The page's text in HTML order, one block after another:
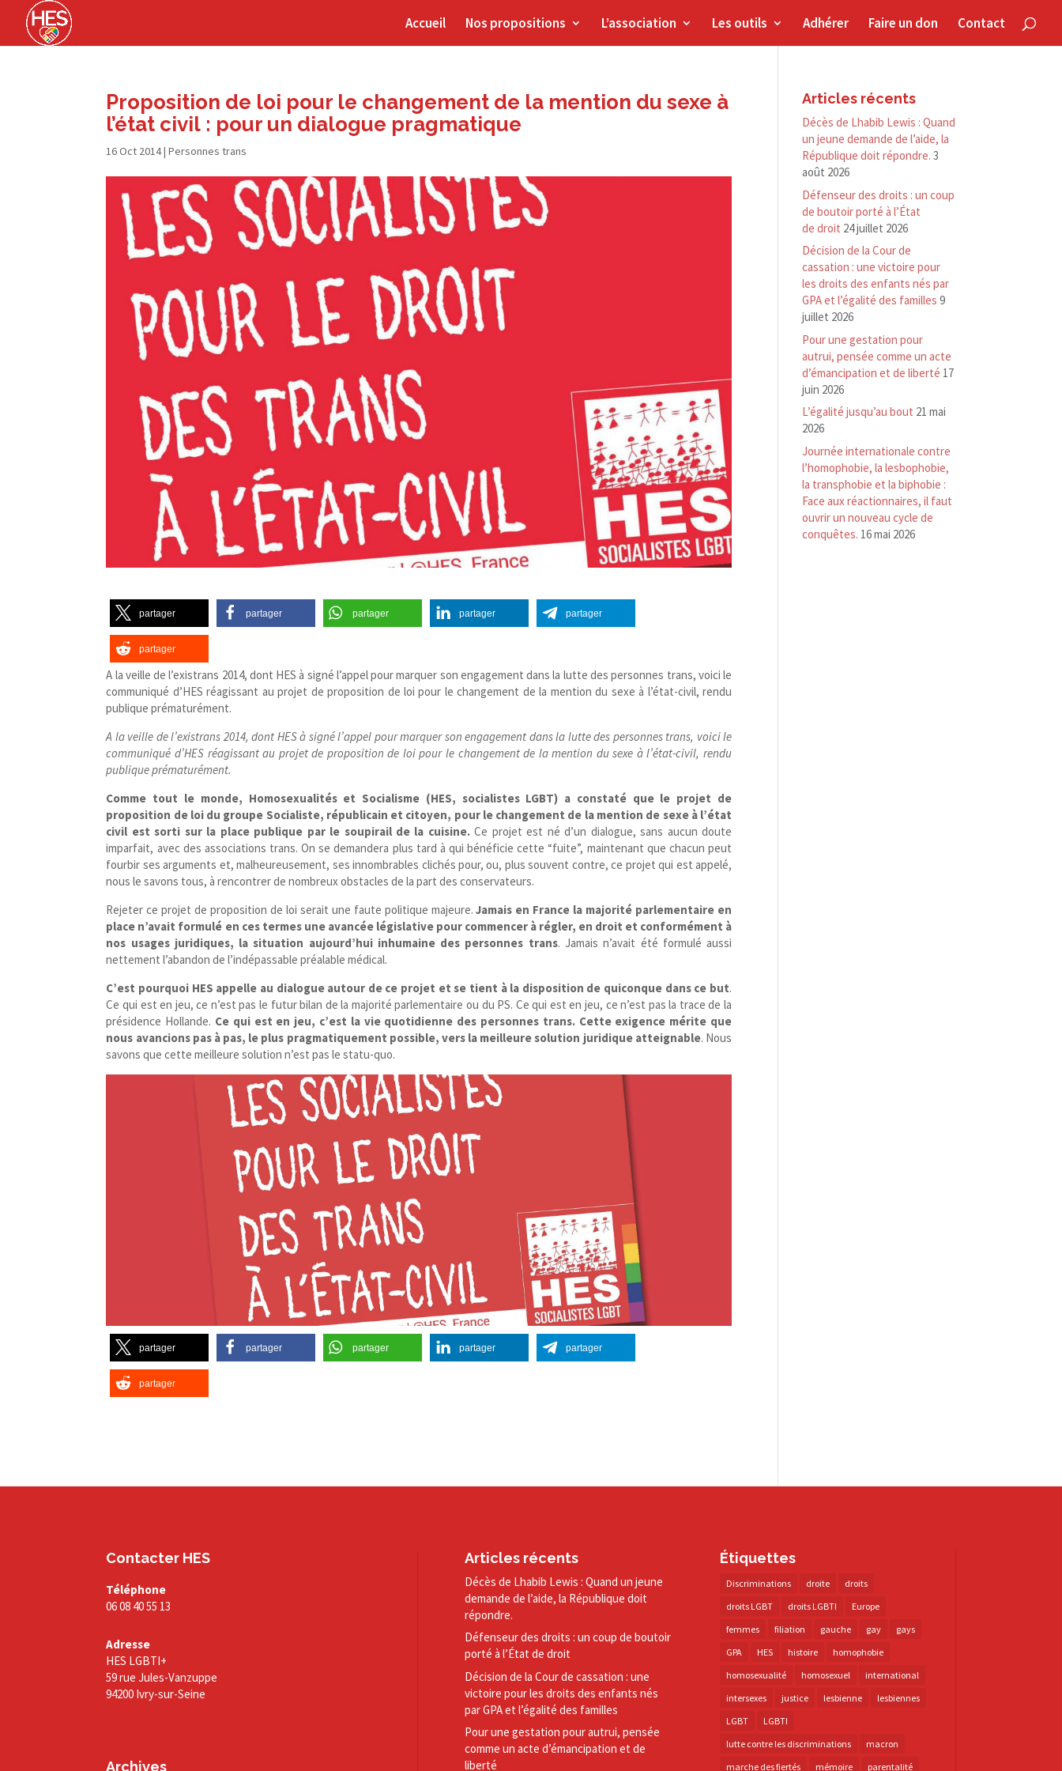
Accueil Nos propositions L’association Les outils Adhérer Faire un don Contact
Proposition de loi pour le changement de la mention du sexe à
l’état civil : pour un dialogue pragmatique
16 Oct 2014|Personnes trans
partager partager partager partager partager
partager
A la veille de l’existrans 2014, dont HES à signé l’appel pour marquer son engagement dans la lutte des personnes trans, voici le
communiqué d’HES réagissant au projet de proposition de loi pour le changement de la mention du sexe à l’état-​civil, rendu
publique prématurément.
A la veille de l’existrans 2014, dont HES à signé l’appel pour marquer son engagement dans la lutte des personnes trans, voici le
communiqué d’HES réagissant au projet de proposition de loi pour le changement de la mention du sexe à l’état-​civil, rendu
publique prématurément.
Comme tout le monde, Homosexualités et Socialisme (HES, socialistes LGBT) a constaté que le projet de
proposition de loi du groupe Socialiste, républicain et citoyen, pour le changement de la mention de sexe à l’état
civil est sorti sur la place publique par le soupirail de la cuisine.Ce projet est né d’un dialogue, sans aucun doute
imparfait, avec des associations trans. On se demandera plus tard à qui bénéficie cette “fuite”, maintenant que chacun peut
fourbir ses arguments et, malheureusement, ses innombrables clichés pour, ou, plus souvent contre, ce projet qui est appelé,
nous le savons tous, à rencontrer de nombreux obstacles de la part des conservateurs.
Rejeter ce projet de proposition de loi serait une faute politique majeure.Jamais en France la majorité parlementaire en
place n’avait formulé en ces termes une avancée législative pour commencer à régler, en droit et conformément à
nos usages juridiques, la situation aujourd’hui inhumaine des personnes trans. Jamais n’avait été formulé aussi
nettement l’abandon de l’indépassable préalable médical.
C’est pourquoi HES appelle au dialogue autour de ce projet et se tient à la disposition de quiconque dans ce but.
Ce qui est en jeu, ce n’est pas le futur bilan de la majorité parlementaire ou du PS. Ce qui est en jeu, ce n’est pas la trace de la
présidence Hollande. Ce qui est en jeu, c’est la vie quotidienne des personnes trans. Cette exigence mérite que
nous avancions pas à pas, le plus pragmatiquement possible, vers la meilleure solution juridique atteignable. Nous
savons que cette meilleure solution n’est pas le statu-quo.
partager partager partager partager partager
partager
Articles récents
Décès de Lhabib Lewis : Quand
un jeune demande de l’aide, la
République doit répondre. 3
août 2026
Défenseur des droits : un coup
de boutoir porté à l’État
de droit 24 juillet 2026
Décision de la Cour de
cassation : une victoire pour
les droits des enfants nés par
GPA et l’égalité des familles 9
juillet 2026
Pour une gestation pour
autrui, pensée comme un acte
d’émancipation et de liberté 17
juin 2026
L’égalité jusqu’au bout 21 mai
2026
Journée internationale contre
l’homophobie, la lesbophobie,
la transphobie et la biphobie :
Face aux réactionnaires, il faut
ouvrir un nouveau cycle de
conquêtes. 16 mai 2026
Contacter HES
Téléphone
06 08 40 55 13
Adresse
HES LGBTI+
59 rue Jules-Vanzuppe
94200 Ivry-sur-Seine
Archives
Articles récents
Décès de Lhabib Lewis : Quand un jeune
demande de l’aide, la République doit
répondre.
Défenseur des droits : un coup de boutoir
porté à l’État de droit
Décision de la Cour de cassation : une
victoire pour les droits des enfants nés
par GPA et l’égalité des familles
Pour une gestation pour autrui, pensée
comme un acte d’émancipation et de
liberté
Étiquettes
Discriminations droite
droits
droits LGBT
droits LGBTI
Europe
femmes
filiation gauche gay
gays
GPA
HES histoire
homophobie
homosexualité
homosexuel
international
intersexes
justice lesbienne
lesbiennes
LGBT
LGBTI
lutte contre les discriminations
macron
marche des fiertés
mémoire
parentalité